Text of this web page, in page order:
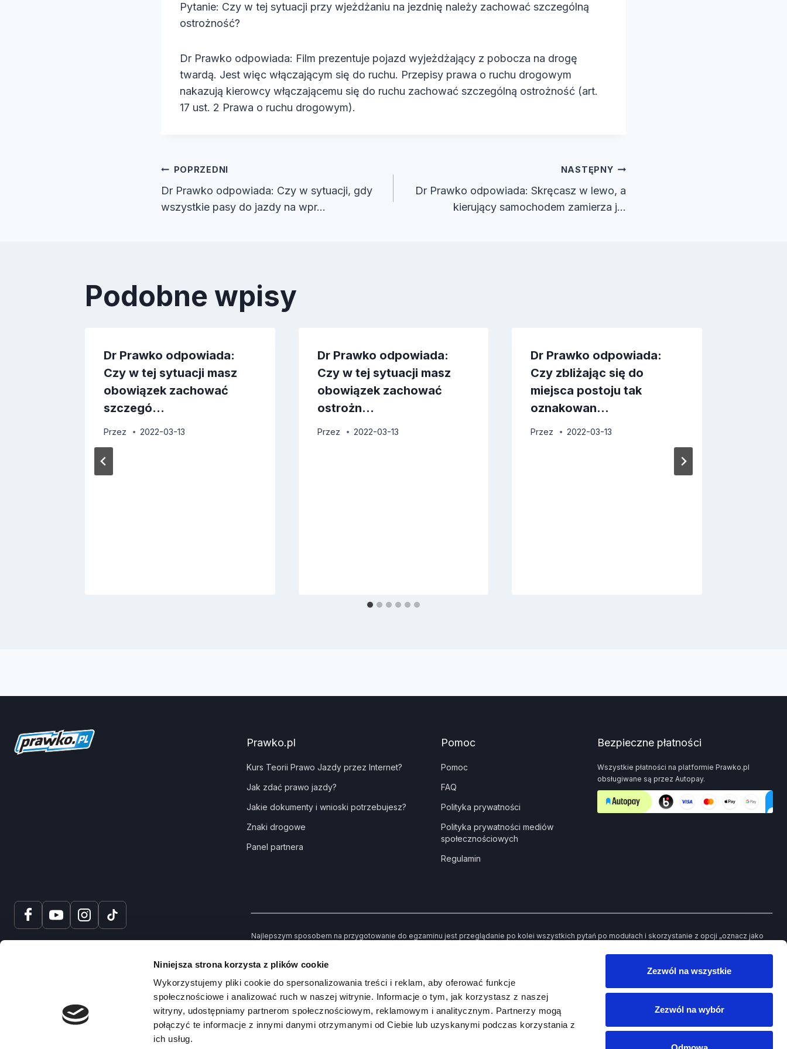
Niniejsza strona korzysta z plików cookie
Wykorzystujemy pliki cookie do spersonalizowania treści i reklam, aby oferować funkcje
społecznościowe i analizować ruch w naszej witrynie. Informacje o tym, jak korzystasz z naszej
witryny, udostępniamy partnerom społecznościowym, reklamowym i analitycznym. Partnerzy mogą
połączyć te informacje z innymi danymi otrzymanymi od Ciebie lub uzyskanymi podczas korzystania z
ich usług.
Zezwól na wszystkie
Zezwól na wybór
e
o
Pytanie: Czy w tej sytuacji przy wjeżdżaniu na jezdnię należy zachować szczególną
ostrożność?
Dr Prawko odpowiada: Film prezentuje pojazd wyjeżdżający z pobocza na drogę
twardą. Jest więc włączającym się do ruchu. Przepisy prawa o ruchu drogowym
nakazują kierowcy włączającemu się do ruchu zachować szczególną ostrożność (art.
17 ust. 2 Prawa o ruchu drogowym).
Nawigacja
wpisu
POPRZEDNI
Dr Prawko odpowiada: Czy w sytuacji, gdy
wszystkie pasy do jazdy na wpr…
NASTĘPNY
Dr Prawko odpowiada: Skręcasz w lewo, a
kierujący samochodem zamierza j…
Podobne wpisy
Dr Prawko odpowiada:
Czy w tej sytuacji masz
obowiązek zachować
szczegó…
Przez 2022-03-13
Dr Prawko odpowiada:
Czy w tej sytuacji masz
obowiązek zachować
ostrożn…
Przez 2022-03-13
Dr Prawko odpowiada:
Czy zbliżając się do
miejsca postoju tak
oznakowan…
Przez 2022-03-13
Prawko.pl
Kurs Teorii Prawo Jazdy przez Internet?
Jak zdać prawo jazdy?
Jakie dokumenty i wnioski potrzebujesz?
Znaki drogowe
Panel partnera
Pomoc
Pomoc
FAQ
Polityka prywatności
Polityka prywatności mediów
społecznościowych
Regulamin
Bezpieczne płatności
Wszystkie płatności na platformie Prawko.pl
obsługiwane są przez Autopay.
Najlepszym sposobem na przygotowanie do egzaminu jest przeglądanie po kolei wszystkich pytań po modułach i skorzystanie z opcji „oznacz jako